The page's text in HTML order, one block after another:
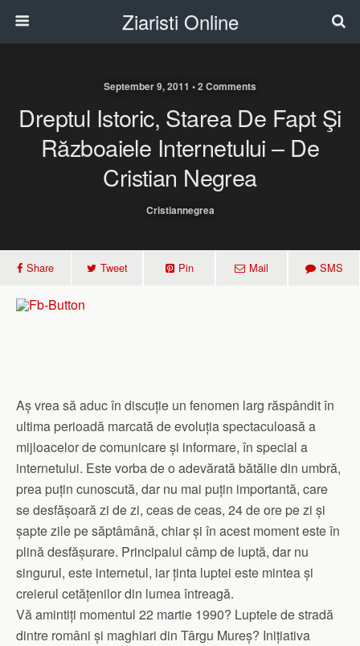
Ziaristi Online
September 9, 2011 • 2 Comments
Dreptul Istoric, Starea De Fapt Şi
Războaiele Internetului – De
Cristian Negrea
Cristiannegrea
Share Tweet Pin Mail SMS
Aș vrea să aduc în discuție un fenomen larg răspândit în
ultima perioadă marcată de evoluția spectaculoasă a
mijloacelor de comunicare și informare, în special a
internetului. Este vorba de o adevărată bătălie din umbră,
prea puțin cunoscută, dar nu mai puțin importantă, care
se desfășoară zi de zi, ceas de ceas, 24 de ore pe zi și
șapte zile pe săptâmână, chiar și în acest moment este în
plină desfășurare. Principalul câmp de luptă, dar nu
singurul, este internetul, iar ținta luptei este mintea și
creierul cetățenilor din lumea întreagă.
Vă amintiți momentul 22 martie 1990? Luptele de stradă
dintre români și maghiari din Târgu Mureș? Inițiativa